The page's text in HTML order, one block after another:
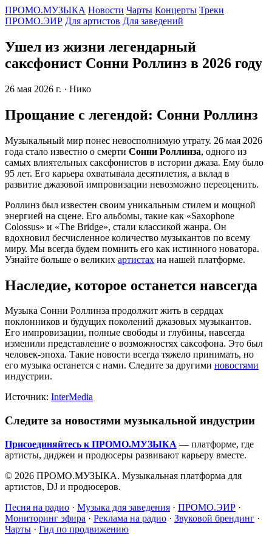
ПРОМО.МУЗЫКА Новости Чарты Концерты Треки
ПРОМО.ЭИР Для артистов Для заведений
Ушел из жизни легендарный
саксфонист Сонни Роллинз в 2026 году
26 мая 2026 г. · Нико
Прощание с легендой: Сонни Роллинз
Музыкальный мир понес невосполнимую утрату. 26 мая 2026
года стало известно о смерти Сонни Роллинза, одного из
самых влиятельных саксфонистов в истории джаза. Ему было
95 лет. Его карьера охватывала десятилетия, а вклад в
развитие джазовой импровизации невозможно переоценить.
Роллинз был известен своим уникальным стилем и мощной
энергией на сцене. Его альбомы, такие как «Saxophone
Colossus» и «The Bridge», стали классикой жанра. Он
вдохновил бесчисленное количество музыкантов по всему
миру. Мы всегда будем помнить его как истинного новатора.
Узнайте больше о великих артистах на нашей платформе.
Наследие, которое останется навсегда
Музыка Сонни Роллинза продолжит жить в сердцах
поклонников и будущих поколений джазовых музыкантов.
Его импровизации, полные свободы и глубины, навсегда
изменили представление о возможностях саксофона. Это был
человек-эпоха. Такие новости всегда тяжело принимать, но
его музыка останется с нами. Следите за другими новостями
индустрии.
Источник: InterMedia
Следите за новостями музыкальной индустрии
Присоединяйтесь к ПРОМО.МУЗЫКА — платформе, где
артисты, диджеи и продюсеры развивают карьеру вместе.
© 2026 ПРОМО.МУЗЫКА. Музыкальная платформа для
артистов, DJ и продюсеров.
Песня на радио · Музыка для заведения · ПРОМО.ЭИР ·
Мониторинг эфира · Реклама на радио · Звуковой брендинг ·
Чарты · Гид по продвижению